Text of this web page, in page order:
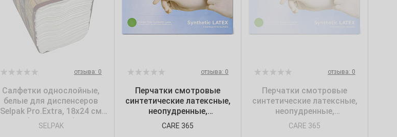
отзыва: 0
Салфетки однослойные,
белые для диспенсеров
Selpak Pro.Extra, 18х24 см
(250 шт./уп.)
SELPAK
отзыва: 0
Перчатки смотровые
синтетические латексные,
неопудренные,
текстурированные ТМ
Care365, М (100 шт./уп.)
CARE 365
отзыва: 0
Перчатки смотровые
синтетические латексные,
неопудренные,
текстурированные ТМ
Care365, S (100 шт./уп.)
CARE 365